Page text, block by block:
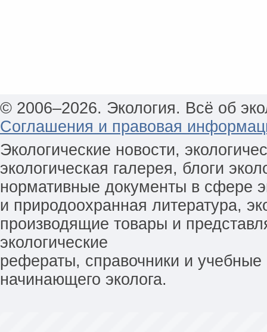
© 2006–2026. Экология. Всё об
Соглашения и правовая
Экологические новости,
экологическая галерея, блоги
нормативные документы в сфере
и природоохранная литература,
производящие товары и
экологические
рефераты, справочники и
начинающего эколога.